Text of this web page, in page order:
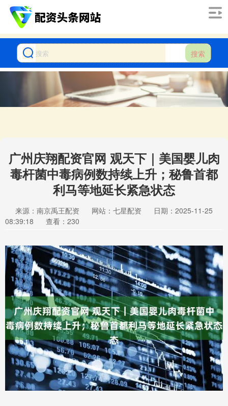
搜索
广州庆翔配资官网 观天下｜美国婴儿肉
毒杆菌中毒病例数持续上升；秘鲁首都
利马等地延长紧急状态
来源：南京禹王配资 网站：七星配资
日期：2025-11-25
08:39:18
查看：230